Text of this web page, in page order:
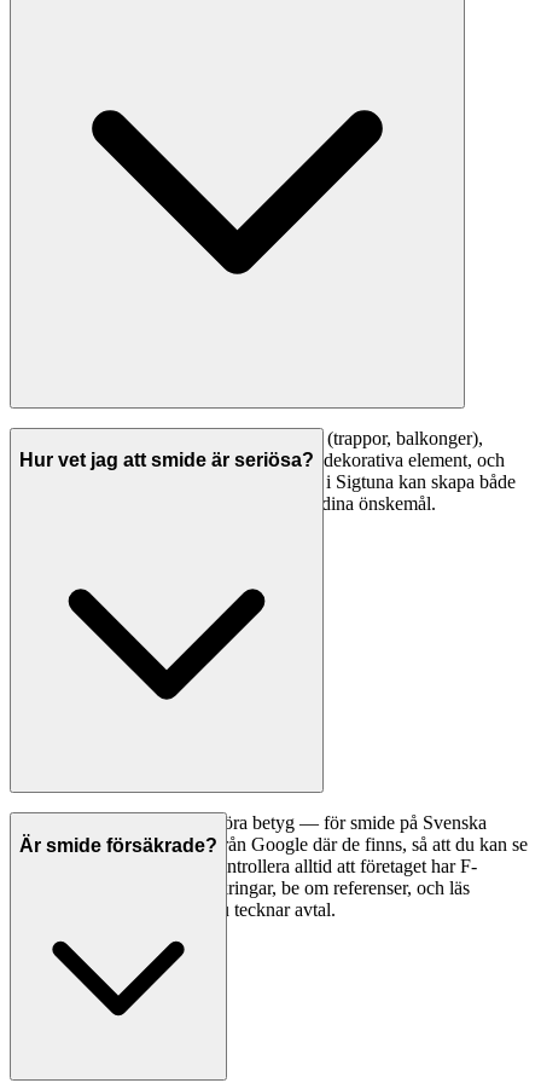
Vanliga smidesarbeten inkluderar: räcken (trappor, balkonger),
grindar och staket, möbler (bord, hyllor), dekorativa element, och
reparationer av befintligt smide. En smed i Sigtuna kan skapa både
standardlösningar och unika design efter dina önskemål.
Hur vet jag att smide är seriösa?
Ett bra första steg är att jämföra betyg — för smide på Svenska
Hantverkare visar vi betyg från Google där de finns, så att du kan se
vad andra kunder tycker. Kontrollera alltid att företaget har F-
skattesedel och giltiga försäkringar, be om referenser, och läs
omdömen noggrant innan du tecknar avtal.
Är smide försäkrade?